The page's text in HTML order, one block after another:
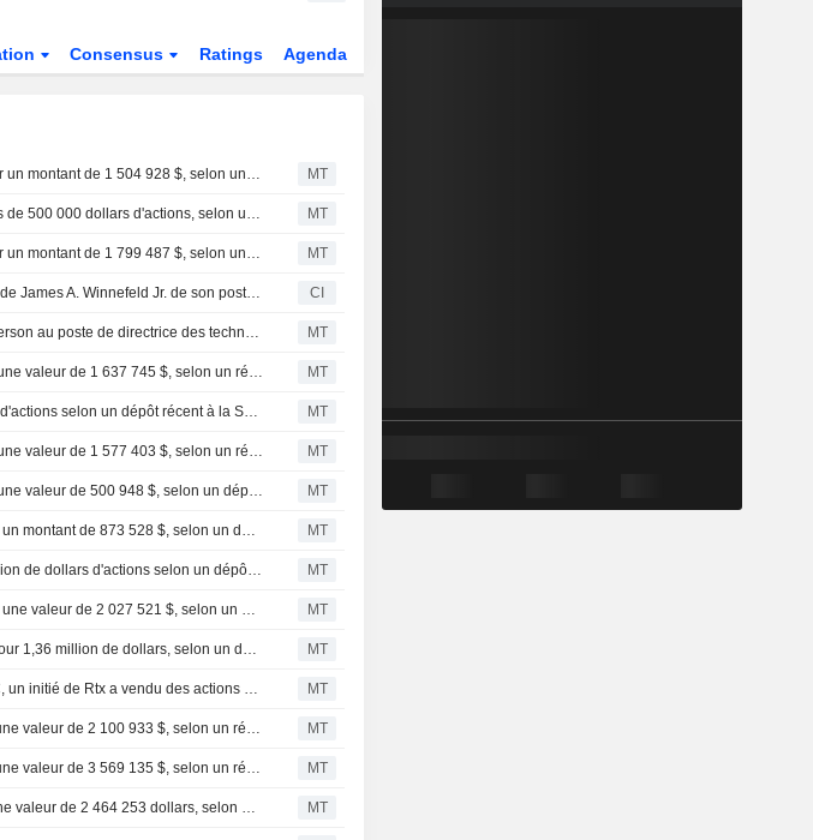
Consensus Ratings Agenda
RTX : un dirigeant cède des actions pour un montant de 1 504 928 $, selon une déclaration à la SEC MT
RTX : une administratrice cède pour plus de 500 000 dollars d'actions, selon un document de la SEC MT
RTX : un dirigeant cède des actions pour un montant de 1 799 487 $, selon un récent document de la SEC MT
RTX Corporation annonce la démission de James A. Winnefeld Jr. de son poste d'administrateur, avec effet au 5 mars 2026 CI
Brown & Brown nomme Dorothea Henderson au poste de directrice des technologies de l'information MT
Un initié de RTX cède des actions pour une valeur de 1 637 745 $, selon un récent dépôt à la SEC MT
Un initié de RTX cède pour 3,490,746 $ d'actions selon un dépôt récent à la SEC MT
Un initié de RTX cède des actions pour une valeur de 1 577 403 $, selon un récent dépôt à la SEC MT
Un initié de RTX cède des actions pour une valeur de 500 948 $, selon un dépôt récent à la SEC MT
Un cadre de RTX cède des actions pour un montant de 873 528 $, selon un dépôt récent auprès de la SEC MT
Un dirigeant de RTX cède pour 1,18 million de dollars d'actions selon un dépôt auprès de la SEC MT
Un cadre de RTX cède des actions pour une valeur de 2 027 521 $, selon un dépôt récent auprès de la SEC MT
Un dirigeant de RTX cède des actions pour 1,36 million de dollars, selon un dépôt auprès de la SEC MT
Selon un récent dépôt auprès de la SEC, un initié de Rtx a vendu des actions pour une valeur de 528 777 dollars. MT
Un initié de RTX a vendu des actions d'une valeur de 2 100 933 $, selon un récent dépôt auprès de la SEC. MT
Un initié de RTX a vendu des actions d'une valeur de 3 569 135 $, selon un récent dépôt auprès de la SEC. MT
Un initié de Rtx a vendu des actions d'une valeur de 2 464 253 dollars, selon un récent rapport de la SEC. MT